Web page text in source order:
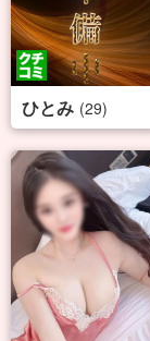
ひとみ (29)